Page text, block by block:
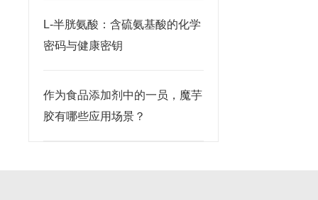
L-半胱氨酸：含硫氨基酸的化学
密码与健康密钥
作为食品添加剂中的一员，魔芋
胶有哪些应用场景？